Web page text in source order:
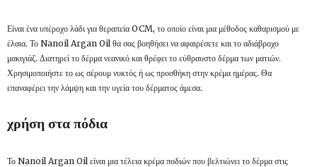
Είναι ένα υπέροχο λάδι για θεραπεία OCM, το οποίο είναι μια μέθοδος καθαρισμού με
έλαια. Το Nanoil Argan Oil θα σας βοηθήσει να αφαιρέσετε και το αδιάβροχο
μακιγιάζ. Διατηρεί το δέρμα νεανικό και θρέφει το εύθραυστο δέρμα των ματιών.
Χρησιμοποιήστε το ως σέρουμ νυκτός ή ως προσθήκη στην κρέμα ημέρας. Θα
επαναφέρει την λάμψη και την υγεία του δέρματος άμεσα.
χρήση στα πόδια
Το Nanoil Argan Oil είναι μια τέλεια κρέμα ποδιών που βελτιώνει το δέρμα στις